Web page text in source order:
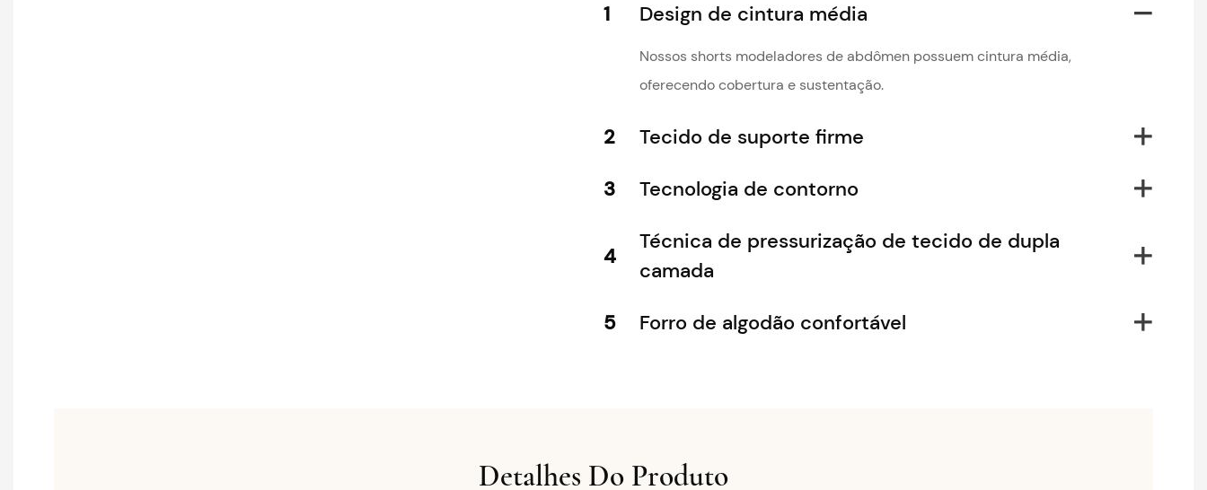
1 Design de cintura média
Nossos shorts modeladores de abdômen possuem cintura média,
oferecendo cobertura e sustentação.
2
Tecido de suporte firme
3
Tecnologia de contorno
4
Técnica de pressurização de tecido de dupla
camada
5
Forro de algodão confortável
Detalhes Do Produto